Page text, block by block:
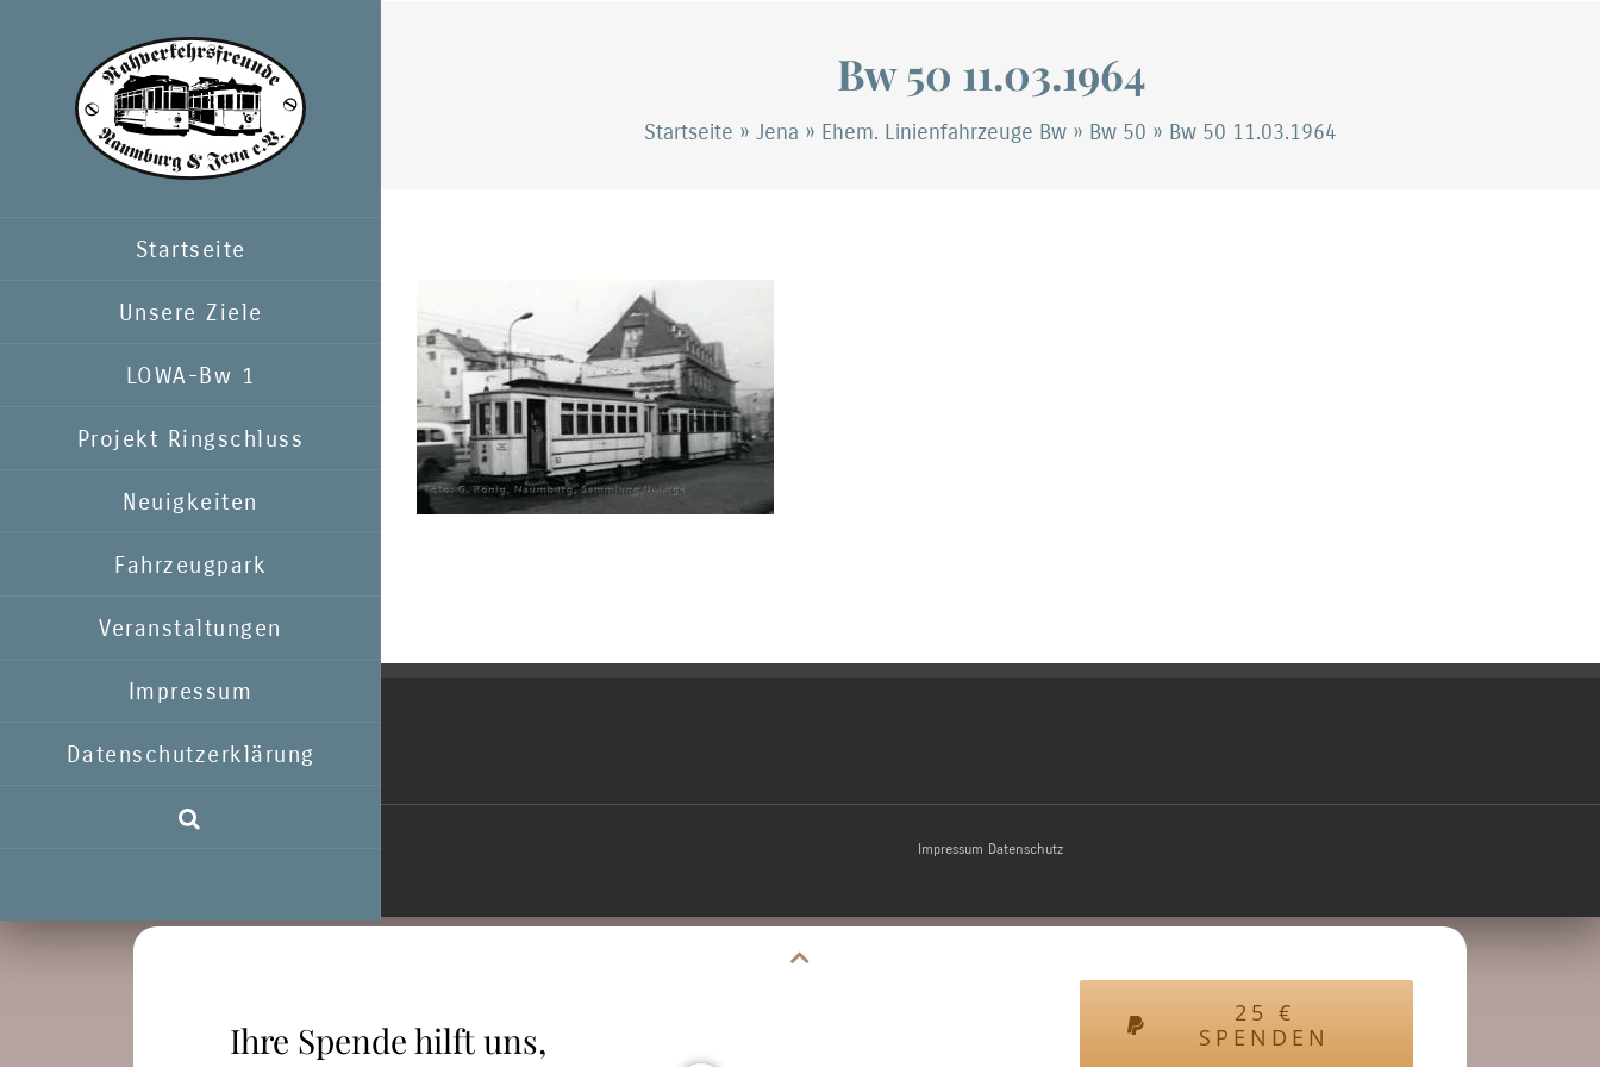
springen
Startseite
Unsere Ziele
LOWA-Bw 1
Projekt Ringschluss
Neuigkeiten
Fahrzeugpark
Veranstaltungen
Impressum
Datenschutzerklärung
Ihre Spende hilft uns,
25 €
SPENDEN
Bw 50 11.03.1964
Startseite » Jena » Ehem. Linienfahrzeuge Bw » Bw 50 » Bw 50 11.03.1964
Impressum Datenschutz